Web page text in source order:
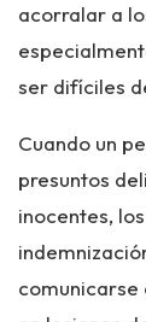
acorralar a
ser difíciles
Cuando un
presuntos
inocentes,
comunicarse